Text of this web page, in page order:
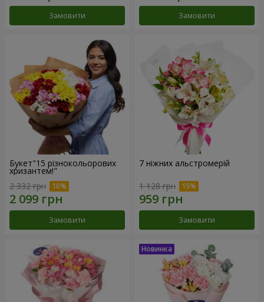
Замовити Замовити
Букет"15 різнокольорових
хризантем!"
2 332 грн
Замовити
7 ніжних альстромерій
1 128 грн
Замовити